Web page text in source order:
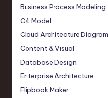
Business Process Modeling
C4 Model
Cloud Architecture Diagram
Content & Visual
Database Design
Enterprise Architecture
Flipbook Maker